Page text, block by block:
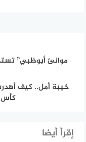
موانئ أبوظبي”
خيبة أمل.. كيف
كأس
إقرأ أيضا